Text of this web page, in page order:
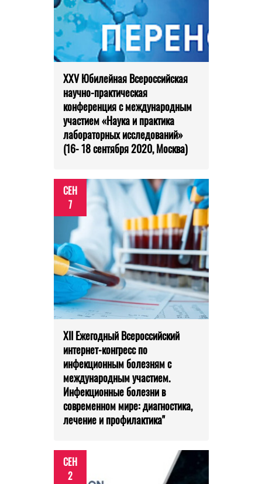
XXV Юбилейная Всероссийская
научно-практическая
конференция с международным
участием «Наука и практика
лабораторных исследований»
(16- 18 сентября 2020, Москва)
СЕН
7
XII Ежегодный Всероссийский
интернет-конгресс по
инфекционным болезням с
международным участием.
Инфекционные болезни в
современном мире: диагностика,
лечение и профилактика"
СЕН
2